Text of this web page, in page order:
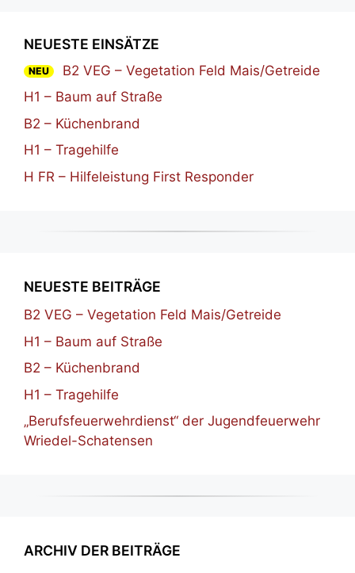
NEUESTE EINSÄTZE
NEU
B2 VEG – Vegetation Feld Mais/Getreide
H1 – Baum auf Straße
B2 – Küchenbrand
H1 – Tragehilfe
H FR – Hilfeleistung First Responder
NEUESTE BEITRÄGE
B2 VEG – Vegetation Feld Mais/Getreide
H1 – Baum auf Straße
B2 – Küchenbrand
H1 – Tragehilfe
„Berufsfeuerwehrdienst“ der Jugendfeuerwehr
Wriedel-Schatensen
ARCHIV DER BEITRÄGE